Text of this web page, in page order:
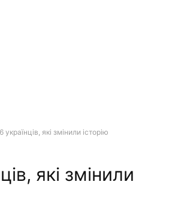
українців, які змінили історію
які змінили